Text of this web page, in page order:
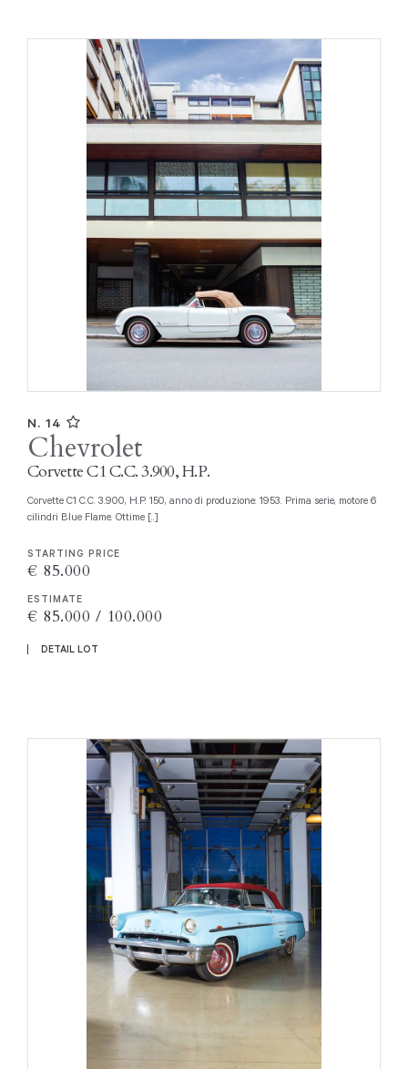
N. 14
Chevrolet
Corvette C1 C.C. 3.900, H.P.
Corvette C1 C.C. 3.900, H.P. 150, anno di produzione: 1953. Prima serie, motore 6
cilindri Blue Flame. Ottime [..]
STARTING PRICE
€ 85.000
ESTIMATE
€ 85.000 / 100.000
DETAIL LOT